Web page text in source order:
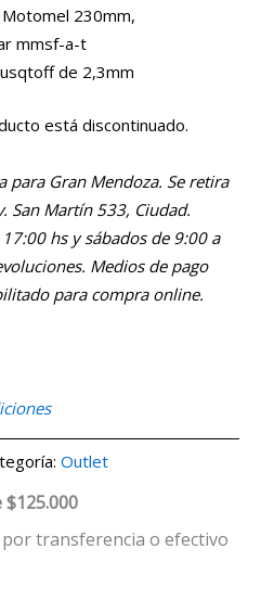
230mm,
mmsf-a-t
de 2,3mm
está discontinuado.
para Gran Mendoza. Se retira
San Martín 533, Ciudad.
hs y sábados de 9:00 a
Medios de pago
para compra online.
Outlet
transferencia o efectivo